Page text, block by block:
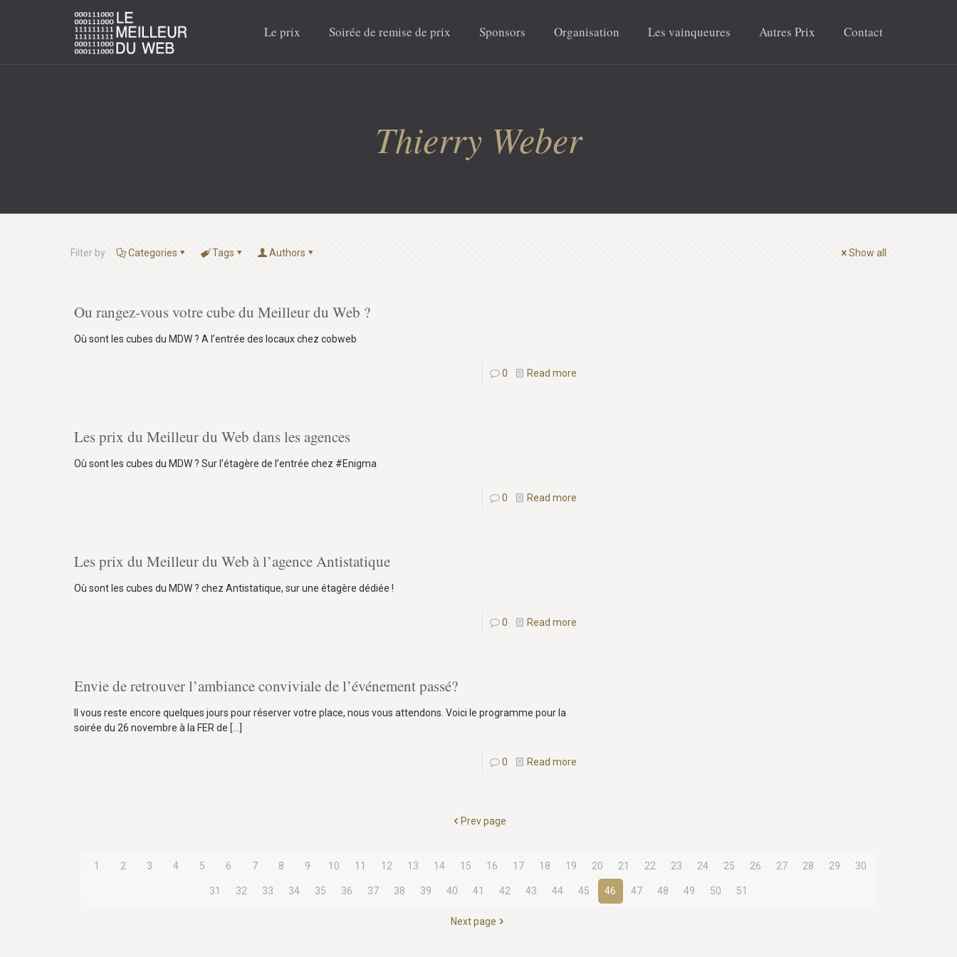
Le prix Soirée de remise de prix Sponsors Organisation Les vainqueures Autres Prix Contact
Thierry Weber
Filter by Categories Tags Authors Show all
Ou rangez-vous votre cube du Meilleur du Web ?
Où sont les cubes du MDW ? A l’entrée des locaux chez cobweb
0 Read more
Les prix du Meilleur du Web dans les agences
Où sont les cubes du MDW ? Sur l’étagère de l’entrée chez #Enigma
0 Read more
Les prix du Meilleur du Web à l’agence Antistatique
Où sont les cubes du MDW ? chez Antistatique, sur une étagère dédiée !
0 Read more
Envie de retrouver l’ambiance conviviale de l’événement passé?
Il vous reste encore quelques jours pour réserver votre place, nous vous attendons. Voici le programme pour la
soirée du 26 novembre à la FER de […]
0 Read more
Prev page
1 2 3 4 5 6 7 8 9 10 11 12 13 14 15 16 17 18 19 20 21 22 23 24 25 26 27 28 29 30
31 32 33 34 35 36 37 38 39 40 41 42 43 44 45 46 47 48 49 50 51
Next page